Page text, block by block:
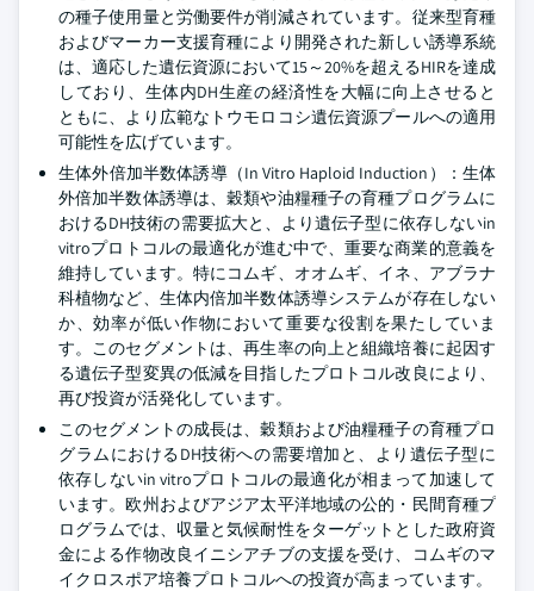
の種子使用量と労働要件が削減されています。従来型育種
およびマーカー支援育種により開発された新しい誘導系統
は、適応した遺伝資源において15～20%を超えるHIRを達成
しており、生体内DH生産の経済性を大幅に向上させると
ともに、より広範なトウモロコシ遺伝資源プールへの適用
可能性を広げています。
生体外倍加半数体誘導（In Vitro Haploid Induction）：生体
外倍加半数体誘導は、穀類や油糧種子の育種プログラムに
おけるDH技術の需要拡大と、より遺伝子型に依存しないin
vitroプロトコルの最適化が進む中で、重要な商業的意義を
維持しています。特にコムギ、オオムギ、イネ、アブラナ
科植物など、生体内倍加半数体誘導システムが存在しない
か、効率が低い作物において重要な役割を果たしていま
す。このセグメントは、再生率の向上と組織培養に起因す
る遺伝子型変異の低減を目指したプロトコル改良により、
再び投資が活発化しています。
このセグメントの成長は、穀類および油糧種子の育種プロ
グラムにおけるDH技術への需要増加と、より遺伝子型に
依存しないin vitroプロトコルの最適化が相まって加速して
います。欧州およびアジア太平洋地域の公的・民間育種プ
ログラムでは、収量と気候耐性をターゲットとした政府資
金による作物改良イニシアチブの支援を受け、コムギのマ
イクロスポア培養プロトコルへの投資が高まっています。